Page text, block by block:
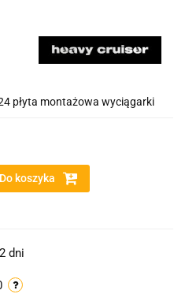
płyta montażowa wyciągarki
Do koszyka
dni